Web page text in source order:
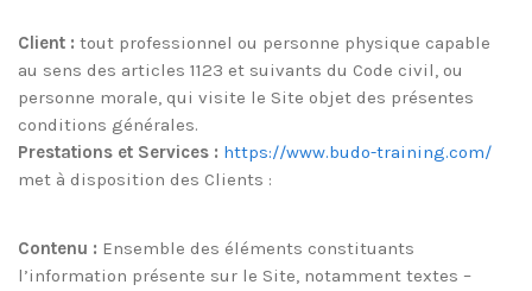
Client : tout professionnel ou personne physique capable
au sens des articles 1123 et suivants du Code civil, ou
personne morale, qui visite le Site objet des présentes
conditions générales.
Prestations et Services : https://www.budo-training.com/
met à disposition des Clients :
Contenu : Ensemble des éléments constituants
l’information présente sur le Site, notamment textes –